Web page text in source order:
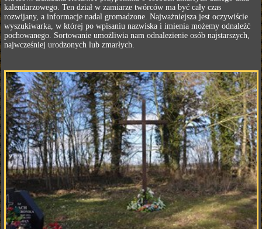
kalendarzowego. Ten dział w zamiarze twórców ma być cały czas
rozwijany, a informacje nadal gromadzone. Najważniejsza jest oczywiście
wyszukiwarka, w której po wpisaniu nazwiska i imienia możemy odnaleźć
pochowanego. Sortowanie umożliwia nam odnalezienie osób najstarszych,
najwcześniej urodzonych lub zmarłych.